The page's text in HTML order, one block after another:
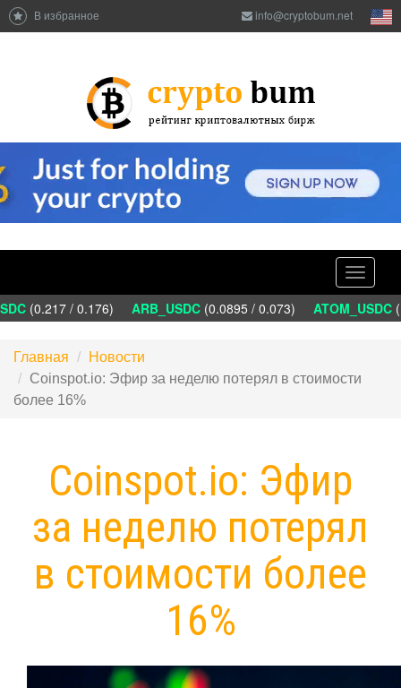
В избранное info@cryptobum.net
Toggle
(0.217 / 0.176) ARB_USDC(0.0895 / 0.073) ATOM_USDC
Главная
Новости
Coinspot.io: Эфир за неделю потерял в стоимости
более 16%
Coinspot.io: Эфир
за неделю потерял
в стоимости более
16%